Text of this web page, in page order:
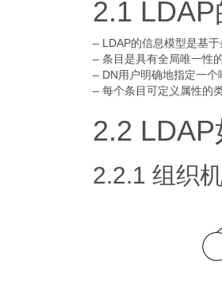
2.1
– LDAP的信息模型是基
– 条目是具有全局唯一性
– DN用户明确地指定一个
– 每个条目可定义属性的
2.2
2.2.1 组织